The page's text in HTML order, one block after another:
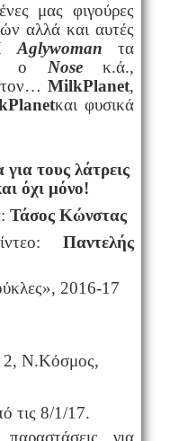
μας φιγούρες
αλλά και αυτές
Aglywoman τα
o Noseκ.ά.,
στον…MilkPlanet,
Planetκαι φυσικά
τους λάτρεις
όχι μόνο!
Τάσος Κώνστας
Παντελής
2016-17
Ν.Κόσμος,
τις 8/1/17.
για